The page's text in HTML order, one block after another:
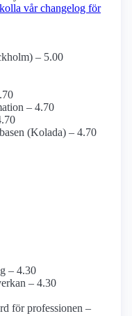
kolla vår changelog för
– 5.00
– 4.70
(Kolada) – 4.70
– 4.30
– 4.30
för professionen –